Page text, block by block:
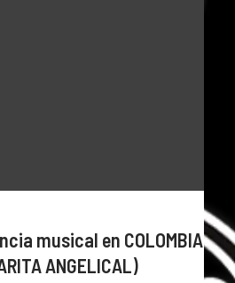
musical en COLOMBIA
ANGELICAL)